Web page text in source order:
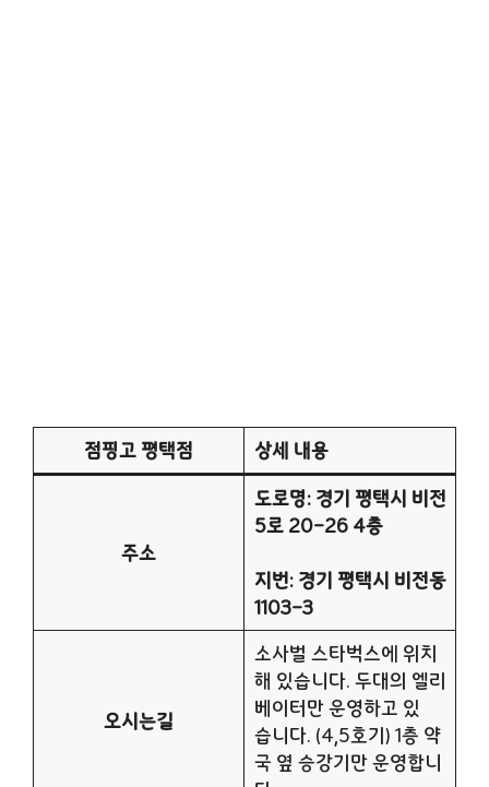
점핑고 평택점 상세 내용
주소
도로명: 경기 평택시 비전
5로 20-26 4층
지번: 경기 평택시 비전동
1103-3
오시는길
소사벌 스타벅스에 위치
해 있습니다. 두대의 엘리
베이터만 운영하고 있
습니다. (4,5호기) 1층 약
국 옆 승강기만 운영합니